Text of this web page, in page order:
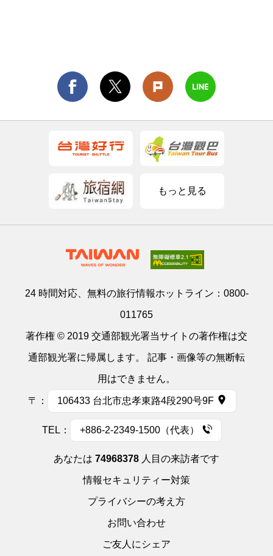
もっと見る
24 時間対応、無料の旅行情報ホットライン： 0800-
011765
著作権 © 2019 交通部観光署当サイトの著作権は交
通部観光署に帰属します。 記事・画像等の無断転
用はできません。
〒： 106433 台北市忠孝東路4段290号9F
TEL： +886-2-2349-1500（代表）
あなたは 74968378 人目の来訪者です
情報セキュリティー対策
プライバシーの考え方
お問い合わせ
ご友人にシェア